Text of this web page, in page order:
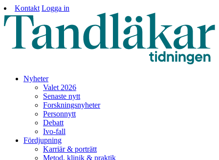
Kontakt Logga in
Nyheter
Valet 2026
Senaste nytt
Forskningsnyheter
Personnytt
Debatt
Ivo-fall
Fördjupning
Karriär & porträtt
Metod, klinik & praktik